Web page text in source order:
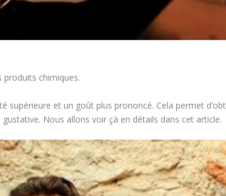
produits chimiques.
et un goût plus prononcé. Cela permet
Nous allons voir çà en détails dans cet article.